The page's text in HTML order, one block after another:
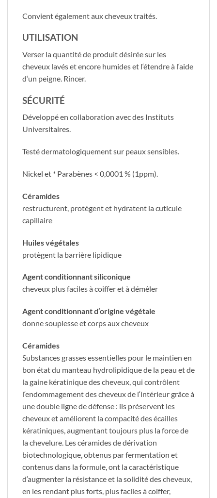
Convient également aux cheveux traités.
UTILISATION
​Verser la quantité de produit désirée sur les
cheveux lavés et encore humides et l‘étendre à l‘aide
d‘un peigne. Rincer.
SÉCURITÉ
Développé en collaboration avec des Instituts
Universitaires.
Testé dermatologiquement sur peaux sensibles.
Nickel et * Parabènes < 0,0001 % (1ppm).
​Céramides
restructurent, protègent et hydratent la cuticule
capillaire
Huiles végétales
protègent la barrière lipidique
Agent conditionnant siliconique
cheveux plus faciles à coiffer et à démêler
Agent conditionnantd‘origine végétale
donne souplesse et corps aux cheveux
​Céramides
Substances grasses essentielles pour le maintien en
bon état du manteau hydrolipidique de la peau et de
la gaine kératinique des cheveux, qui contrôlent
l‘endommagement des cheveux de l‘intérieur grâce à
une double ligne de défense : ils préservent les
cheveux et améliorent la compacité des écailles
kératiniques, augmentant toujours plus la force de
la chevelure. Les céramides de dérivation
biotechnologique, obtenus par fermentation et
contenus dans la formule, ont la caractéristique
d‘augmenter la résistance et la solidité des cheveux,
en les rendant plus forts, plus faciles à coiffer,